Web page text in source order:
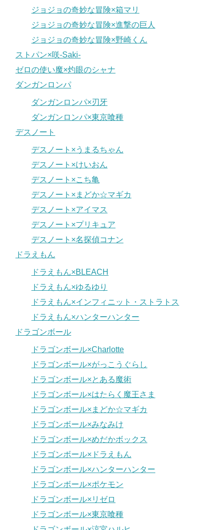
ジョジョの奇妙な冒険×箱マリ
ジョジョの奇妙な冒険×進撃の巨人
ジョジョの奇妙な冒険×野崎くん
ストパン×咲-Saki-
ゼロの使い魔×灼眼のシャナ
ダンガンロンパ
ダンガンロンパ×刃牙
ダンガンロンパ×東京喰種
デスノート
デスノート×うまるちゃん
デスノート×けいおん
デスノート×こち亀
デスノート×まどか☆マギカ
デスノート×アイマス
デスノート×プリキュア
デスノート×名探偵コナン
ドラえもん
ドラえもん×BLEACH
ドラえもん×ゆるゆり
ドラえもん×インフィニット・ストラトス
ドラえもん×ハンターハンター
ドラゴンボール
ドラゴンボール×Charlotte
ドラゴンボール×がっこうぐらし
ドラゴンボール×とある魔術
ドラゴンボール×はたらく魔王さま
ドラゴンボール×まどか☆マギカ
ドラゴンボール×みなみけ
ドラゴンボール×めだかボックス
ドラゴンボール×ドラえもん
ドラゴンボール×ハンターハンター
ドラゴンボール×ポケモン
ドラゴンボール×リゼロ
ドラゴンボール×東京喰種